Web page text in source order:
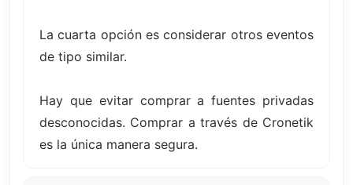
La cuarta opción es considerar otros eventos
de tipo similar.
Hay que evitar comprar a fuentes privadas
desconocidas. Comprar a través de Cronetik
es la única manera segura.